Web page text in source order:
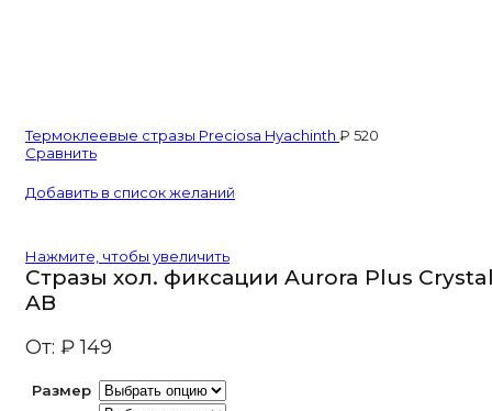
Термоклеевые стразы Preciosa Hyachinth ₽ 520
Сравнить
Добавить в список желаний
Нажмите, чтобы увеличить
Стразы хол. фиксации Aurora Plus
AB
От: ₽149
Размер